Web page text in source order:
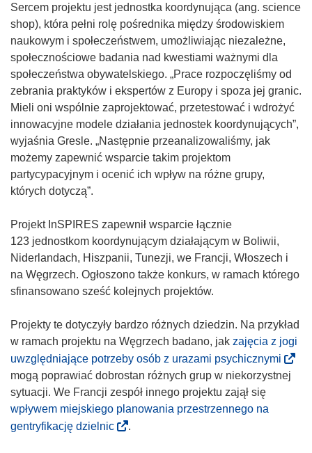
s
i
ę
w
n
o
w
y
m
o
k
e
)
Sercem projektu jest jednostka koordynująca (ang. science
shop), która pełni rolę pośrednika między środowiskiem
naukowym i społeczeństwem, umożliwiając niezależne,
społecznościowe badania nad kwestiami ważnymi dla
społeczeństwa obywatelskiego. „Prace rozpoczęliśmy od
zebrania praktyków i ekspertów z Europy i spoza jej granic.
Mieli oni wspólnie zaprojektować, przetestować i wdrożyć
innowacyjne modele działania jednostek koordynujących”,
wyjaśnia Gresle. „Następnie przeanalizowaliśmy, jak
możemy zapewnić wsparcie takim projektom
partycypacyjnym i ocenić ich wpływ na różne grupy,
których dotyczą”.
Projekt InSPIRES zapewnił wsparcie łącznie
123 jednostkom koordynującym działającym w Boliwii,
Niderlandach, Hiszpanii, Tunezji, we Francji, Włoszech i
na Węgrzech. Ogłoszono także konkurs, w ramach którego
sfinansowano sześć kolejnych projektów.
Projekty te dotyczyły bardzo różnych dziedzin. Na przykład
w ramach projektu na Węgrzech badano, jak zajęcia z jogi
uwzględniające potrzeby osób z urazami psychicznymi
o
mogą poprawiać dobrostan różnych grup w niekorzystnej
sytuacji. We Francji zespół innego projektu zajął się
wpływem miejskiego planowania przestrzennego na
gentryfikację dzielnic(
.